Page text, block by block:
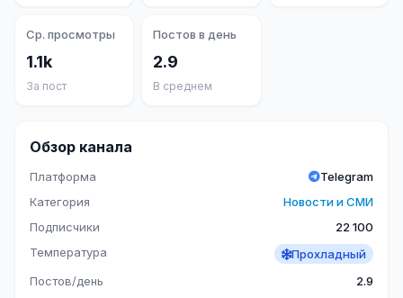
Ср. просмотры
1.1k
За пост
Постов в день
2.9
В среднем
Обзор канала
Платформа
Telegram
Категория
Новости и СМИ
Подписчики
22 100
Температура
Прохладный
Постов/день
2.9